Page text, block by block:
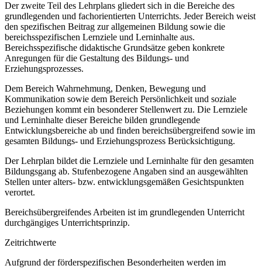
Der zweite Teil des Lehrplans gliedert sich in die Bereiche des
grundlegenden und fachorientierten Unterrichts. Jeder Bereich weist
den spezifischen Beitrag zur allgemeinen Bildung sowie die
bereichsspezifischen Lernziele und Lerninhalte aus.
Bereichsspezifische didaktische Grundsätze geben konkrete
Anregungen für die Gestaltung des Bildungs- und
Erziehungsprozesses.
Dem Bereich Wahrnehmung, Denken, Bewegung und
Kommunikation sowie dem Bereich Persönlichkeit und soziale
Beziehungen kommt ein besonderer Stellenwert zu. Die Lernziele
und Lerninhalte dieser Bereiche bilden grundlegende
Entwicklungsbereiche ab und finden bereichsübergreifend sowie im
gesamten Bildungs- und Erziehungsprozess Berücksichtigung.
Der Lehrplan bildet die Lernziele und Lerninhalte für den gesamten
Bildungsgang ab. Stufenbezogene Angaben sind an ausgewählten
Stellen unter alters- bzw. entwicklungsgemäßen Gesichtspunkten
verortet.
Bereichsübergreifendes Arbeiten ist im grundlegenden Unterricht
durchgängiges Unterrichtsprinzip.
Zeitrichtwerte
Aufgrund der förderspezifischen Besonderheiten werden im